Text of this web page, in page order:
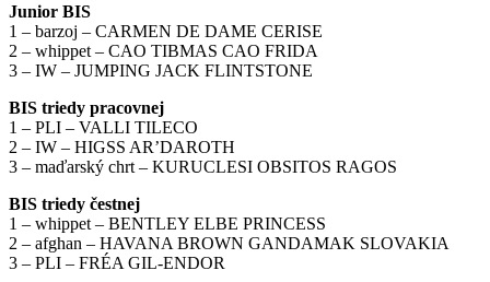
Junior BIS
1 – barzoj – CARMEN DE DAME CERISE
2 – whippet – CAO TIBMAS CAO FRIDA
3 – IW – JUMPING JACK FLINTSTONE
BIS triedy pracovnej
1 – PLI – VALLI TILECO
2 – IW – HIGSS AR’DAROTH
3 – maďarský chrt – KURUCLESI OBSITOS RAGOS
BIS triedy čestnej
1 – whippet – BENTLEY ELBE PRINCESS
2 – afghan – HAVANA BROWN GANDAMAK SLOVAKIA
3 – PLI – FRÉA GIL-ENDOR